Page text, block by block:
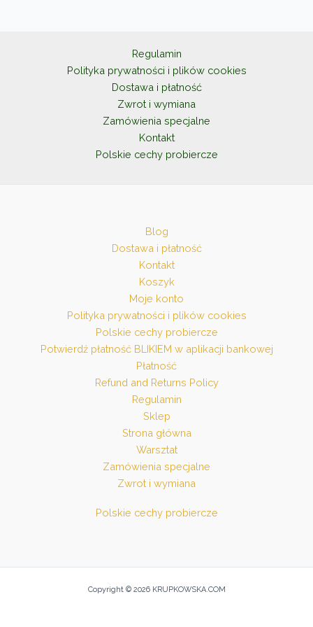
Regulamin
Polityka prywatności i plików cookies
Dostawa i płatność
Zwrot i wymiana
Zamówienia specjalne
Kontakt
Polskie cechy probiercze
Blog
Dostawa i płatność
Kontakt
Koszyk
Moje konto
Polityka prywatności i plików cookies
Polskie cechy probiercze
Potwierdź płatność BLIKIEM w aplikacji bankowej
Płatność
Refund and Returns Policy
Regulamin
Sklep
Strona główna
Warsztat
Zamówienia specjalne
Zwrot i wymiana
Polskie cechy probiercze
Copyright © 2026 KRUPKOWSKA.COM